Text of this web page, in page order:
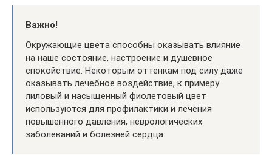
Важно!
Окружающие цвета способны оказывать влияние
на наше состояние, настроение и душевное
спокойствие. Некоторым оттенкам под силу даже
оказывать лечебное воздействие, к примеру
лиловый и насыщенный фиолетовый цвет
используются для профилактики и лечения
повышенного давления, неврологических
заболеваний и болезней сердца.